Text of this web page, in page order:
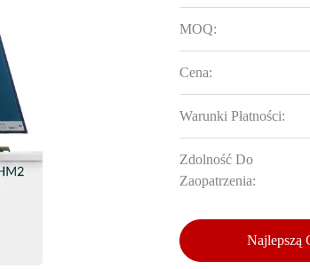
MOQ:
Cena:
Warunki Płatności:
Zdolność Do
Zaopatrzenia:
Najlepszą